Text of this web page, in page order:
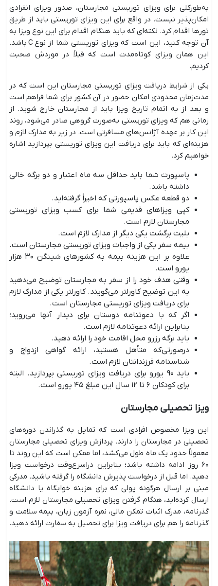
به‌طورکلی برای ویزای توریستی مجارستان، صدور ویزای انفرادی
امکان‌پذیر نیست. در واقع برای این ویزای توریستی باید از طریق
تورها اقدام کرد. نکته‌ای که باید هنگام اقدام برای این نوع ویزا به
آن توجه کنید، این است که ویزای توریستی شما از نوع C باشد.
این همان ویزای کوتاه‌مدت است که قبلاً در موردش صحبت
کردیم.
یکی از شرایط دریافت ویزای توریستی مجارستان این است که در
مدت‌زمان محدودی امکان حضور در آن کشور برای شما فراهم است
و بعد از به اتمام تاریخ ویزا باید از مجارستان خارج شوید. از
زمانی هم که ویزای توریستی به‌صورت گروهی صادر می‌شود، روند
این کار بر عهده آژانس‌های مسافرتی است. در زیر به مدارک لازم و
هزینه‌ای که باید برای دریافت این ویزای توریستی بپردازید اشاره
خواهیم کرد.
پاسپورت شما باید حداقل سه ماه اعتبار و دو برگه خالی
داشته باشد.
دو قطعه عکس پاسپورتی که اخیراً گرفته‌اید.
کپی ویزاهای قدیمی شما برای کسب ویزای توریستی
مجارستان لازم است.
بلیت برگشت یکی دیگر از مدارک لازم است.
بیمه سفر یکی از واجبات ویزای توریستی مجارستان است.
علاوه بر این هزینه بیمه به کشورهای شینگن ۳۰ هزار
یورو است.
وقتی هدف خود را از سفر به مجارستان توضیح می‌دهید
به این توضیح کاورلتر می‌گویند. کاورلتر یکی از مدارک لازم
برای دریافت ویزای توریستی مجارستان است.
اگر که با دعوتنامه دوستان برای دیدار آنها می‌روید؛
بنابراین ارائه دعوتنامه لازم است.
باید برگه رزرو محل اقامت خود را ارائه دهید.
درصورتی‌که متأهل هستید، ارائه گواهی ازدواج و
شناسنامه فرزندانتان لازم است.
باید ۹۰ یورو برای دریافت ویزای توریستی بپردازید. البته
برای کودکان ۶ تا ۱۲ سال این مبلغ ۴۵ یورو است.
ویزا تحصیلی مجارستان
این ویزا مخصوص افرادی است که تمایل به گذراندن دوره‌های
تحصیلی در مجارستان را دارند. پردازش ویزای تحصیلی مجارستان
معمولاً حدود یک ماه طول می‌کشد، اما ممکن است که این روند تا
۶۰ روز ادامه داشته باشد؛ بنابراین دراسرع‌وقت درخواست ویزا
دهید. اما قبل از درخواست پذیرش دانشگاه را گرفته باشید. مدرکی
مبنی بر ارسال هرگونه پولی که برای هزینه خوابگاه یا دانشگاه
ارسال کرده‌اید، هنگام گرفتن ویزای تحصیلی مجارستان لازم است.
گذرنامه، مدرک اثبات تمکن مالی، نمره آزمون زبان، بیمه سلامت و
گذرنامه را هم برای دریافت ویزا برای تحصیل به سفارت ارائه دهید.